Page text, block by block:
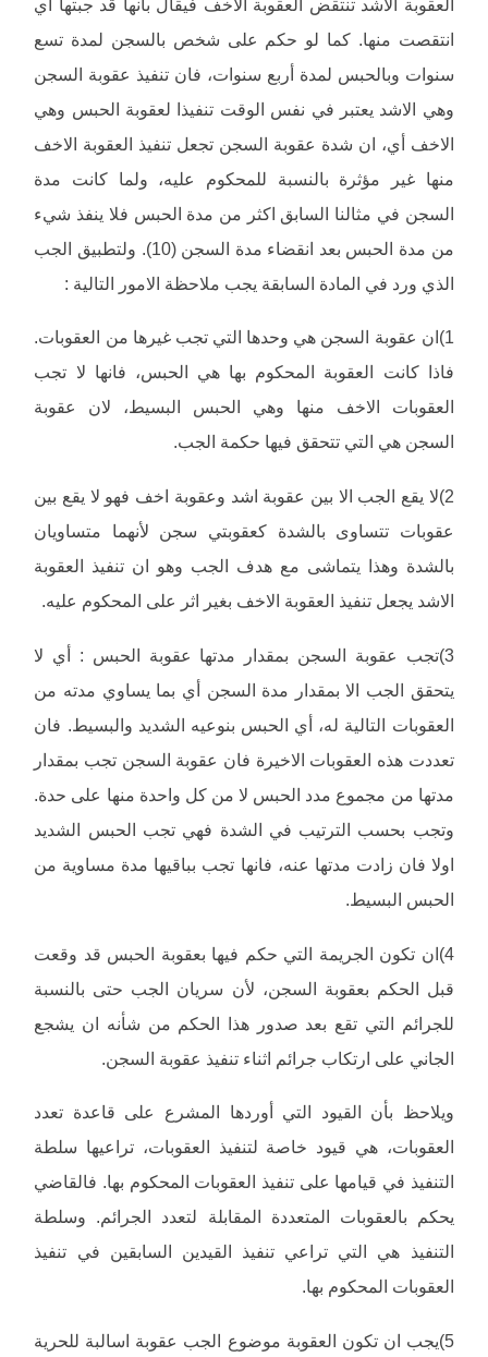
العقوبة الاشد تنتقض العقوبة الاخف فيقال بأنها قد جبتها أي
انتقصت منها. كما لو حكم على شخص بالسجن لمدة تسع
سنوات وبالحبس لمدة أربع سنوات، فان تنفيذ عقوبة السجن
وهي الاشد يعتبر في نفس الوقت تنفيذا لعقوبة الحبس وهي
الاخف أي، ان شدة عقوبة السجن تجعل تنفيذ العقوبة الاخف
منها غير مؤثرة بالنسبة للمحكوم عليه، ولما كانت مدة
السجن في مثالنا السابق اكثر من مدة الحبس فلا ينفذ شيء
من مدة الحبس بعد انقضاء مدة السجن (10). ولتطبيق الجب
الذي ورد في المادة السابقة يجب ملاحظة الامور التالية :
1)ان عقوبة السجن هي وحدها التي تجب غيرها من العقوبات.
فاذا كانت العقوبة المحكوم بها هي الحبس، فانها لا تجب
العقوبات الاخف منها وهي الحبس البسيط، لان عقوبة
السجن هي التي تتحقق فيها حكمة الجب.
2)لا يقع الجب الا بين عقوبة اشد وعقوبة اخف فهو لا يقع بين
عقوبات تتساوى بالشدة كعقوبتي سجن لأنهما متساويان
بالشدة وهذا يتماشى مع هدف الجب وهو ان تنفيذ العقوبة
الاشد يجعل تنفيذ العقوبة الاخف بغير اثر على المحكوم عليه.
3)تجب عقوبة السجن بمقدار مدتها عقوبة الحبس : أي لا
يتحقق الجب الا بمقدار مدة السجن أي بما يساوي مدته من
العقوبات التالية له، أي الحبس بنوعيه الشديد والبسيط. فان
تعددت هذه العقوبات الاخيرة فان عقوبة السجن تجب بمقدار
مدتها من مجموع مدد الحبس لا من كل واحدة منها على حدة.
وتجب بحسب الترتيب في الشدة فهي تجب الحبس الشديد
اولا فان زادت مدتها عنه، فانها تجب بباقيها مدة مساوية من
الحبس البسيط.
4)ان تكون الجريمة التي حكم فيها بعقوبة الحبس قد وقعت
قبل الحكم بعقوبة السجن، لأن سريان الجب حتى بالنسبة
للجرائم التي تقع بعد صدور هذا الحكم من شأنه ان يشجع
الجاني على ارتكاب جرائم اثناء تنفيذ عقوبة السجن.
ويلاحظ بأن القيود التي أوردها المشرع على قاعدة تعدد
العقوبات، هي قيود خاصة لتنفيذ العقوبات، تراعيها سلطة
التنفيذ في قيامها على تنفيذ العقوبات المحكوم بها. فالقاضي
يحكم بالعقوبات المتعددة المقابلة لتعدد الجرائم. وسلطة
التنفيذ هي التي تراعي تنفيذ القيدين السابقين في تنفيذ
العقوبات المحكوم بها.
5)يجب ان تكون العقوبة موضوع الجب عقوبة اسالبة للحرية